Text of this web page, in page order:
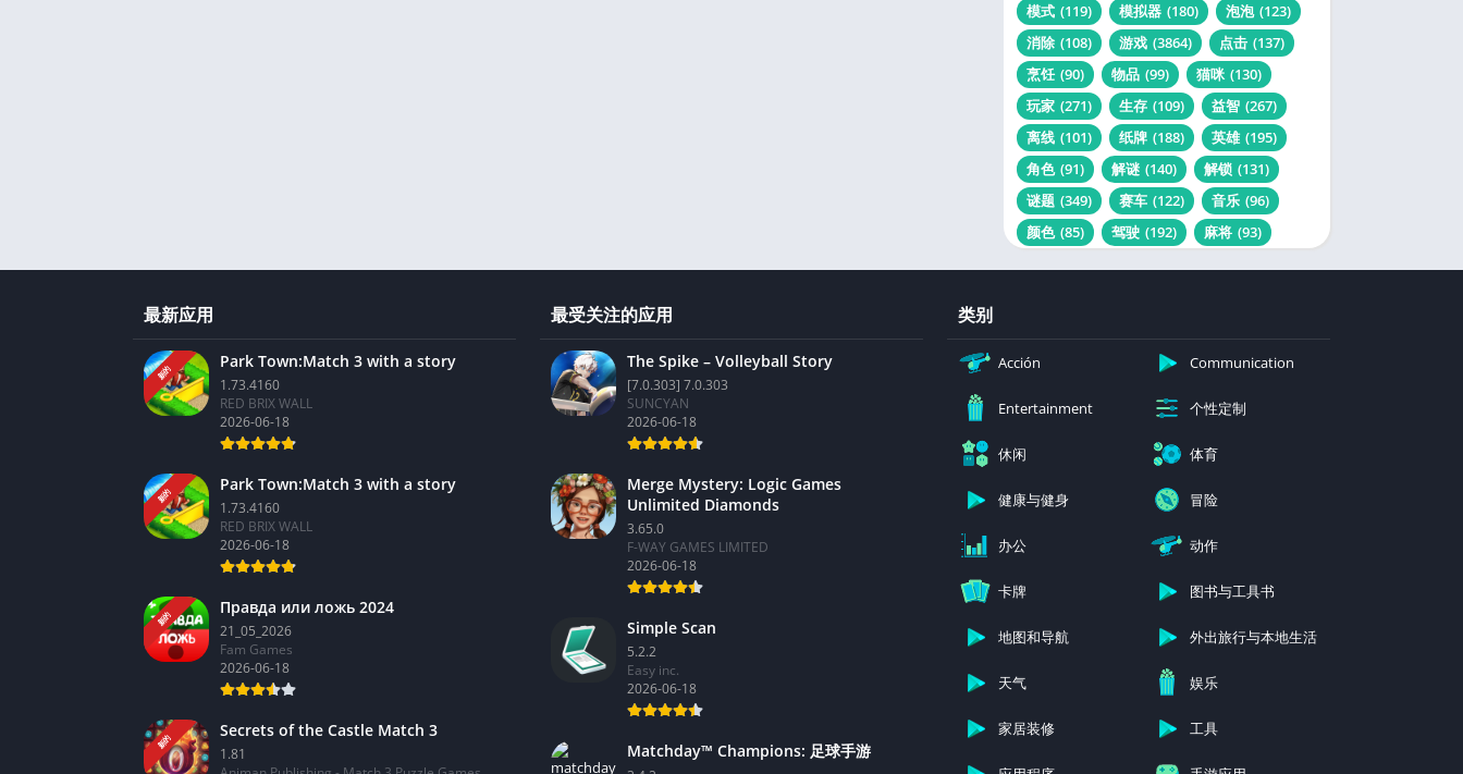
模式 (119) 模拟器 (180) 泡泡 (123)
消除 (108) 游戏 (3864) 点击 (137)
烹饪 (90) 物品 (99) 猫咪 (130)
玩家 (271) 生存 (109) 益智 (267)
离线 (101) 纸牌 (188) 英雄 (195)
角色 (91) 解谜 (140) 解锁 (131)
谜题 (349) 赛车 (122) 音乐 (96)
颜色 (85) 驾驶 (192) 麻将 (93)
最新应用
新的
Park Town:Match 3 with a story
1.73.4160
RED BRIX WALL
2026-06-18
新的
Park Town:Match 3 with a story
1.73.4160
RED BRIX WALL
2026-06-18
新的
Правда или ложь 2024
21_05_2026
Fam Games
2026-06-18
新的
Secrets of the Castle Match 3
1.81
最受关注的应用
The Spike – Volleyball Story
[7.0.303] 7.0.303
SUNCYAN
2026-06-18
Merge Mystery: Logic Games
Unlimited Diamonds
3.65.0
F-WAY GAMES LIMITED
2026-06-18
Simple Scan
5.2.2
Easy inc.
2026-06-18
Matchday™ Champions: 足球手游
类别
Acción Communication
Entertainment 个性定制
休闲 体育
健康与健身 冒险
办公 动作
卡牌 图书与工具书
地图和导航 外出旅行与本地生活
天气 娱乐
家居装修 工具